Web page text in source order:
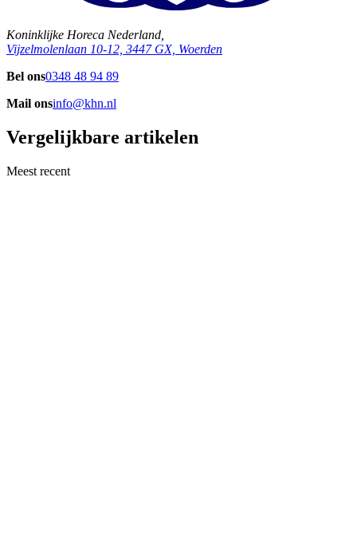
Koninklijke Horeca Nederland,
Vijzelmolenlaan 10-12, 3447 GX, Woerden
Bel ons0348 48 94 89
Mail onsinfo@khn.nl
Vergelijkbare artikelen
Meest recent